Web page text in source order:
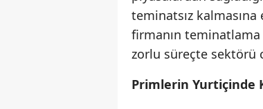
teminatsız
firmanın teminatlama
zorlu süreçte sektörü
Primlerin Yurtiçinde